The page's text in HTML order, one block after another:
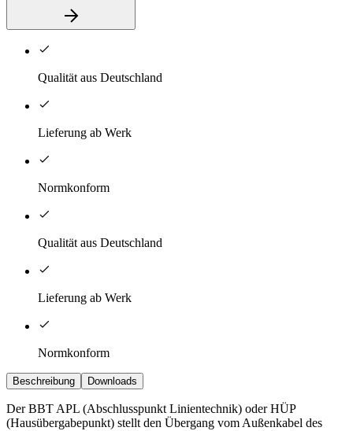
Qualität aus Deutschland
Lieferung ab Werk
Normkonform
Qualität aus Deutschland
Lieferung ab Werk
Normkonform
Beschreibung Downloads
Der BBT APL (Abschlusspunkt Linientechnik) oder HÜP
(Hausübergabepunkt) stellt den Übergang vom Außenkabel des